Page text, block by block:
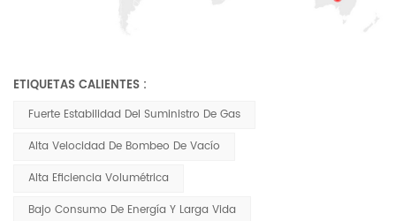
ETIQUETAS CALIENTES :
Fuerte Estabilidad Del Suministro De Gas
Alta Velocidad De Bombeo De Vacío
Alta Eficiencia Volumétrica
Bajo Consumo De Energía Y Larga Vida